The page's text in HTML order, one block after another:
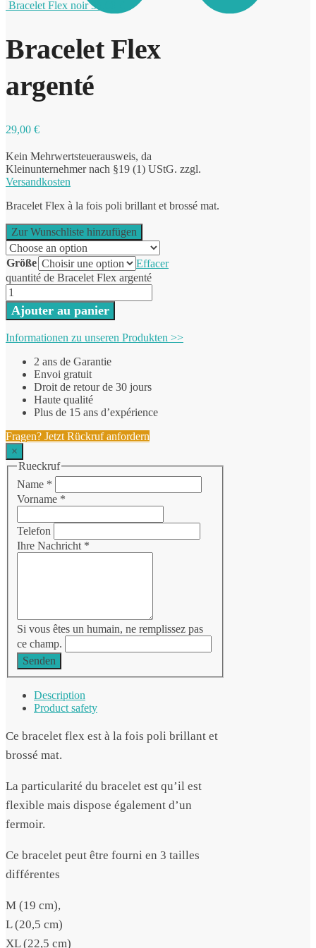
0
Bracelet Flex noir 35,00
Bracelet Flex
argenté
29,00 €
Kein Mehrwertsteuerausweis, da
Kleinunternehmer nach §19 (1) UStG. zzgl.
Versandkosten
Bracelet Flex à la fois poli brillant et brossé mat.
Zur Wunschliste hinzufügen
Größe
Effacer
quantité de Bracelet Flex argenté
Ajouter au panier
Informationen zu unseren Produkten >>
2 ans de Garantie
Envoi gratuit
Droit de retour de 30 jours
Haute qualité
Plus de 15 ans d’expérience
Fragen? Jetzt Rückruf anfordern
×
Rueckruf
Name *
Vorname *
Telefon
Ihre Nachricht *
Si vous êtes un humain, ne remplissez pas
ce champ.
Senden
Description
Product safety
Ce bracelet flex est à la fois poli brillant et
brossé mat.
La particularité du bracelet est qu’il est
flexible mais dispose également d’un
fermoir.
Ce bracelet peut être fourni en 3 tailles
différentes
M (19 cm),
L (20,5 cm)
XL (22,5 cm)